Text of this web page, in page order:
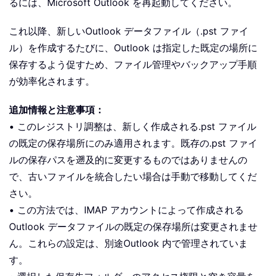
るには、Microsoft Outlook を再起動してください。
これ以降、新しいOutlook データファイル（.pst ファイ
ル）を作成するたびに、Outlook は指定した既定の場所に
保存するよう促すため、ファイル管理やバックアップ手順
が効率化されます。
追加情報と注意事項：
• このレジストリ調整は、新しく作成される.pst ファイル
の既定の保存場所にのみ適用されます。既存の.pst ファイ
ルの保存パスを遡及的に変更するものではありませんの
で、古いファイルを統合したい場合は手動で移動してくだ
さい。
• この方法では、IMAP アカウントによって作成される
Outlook データファイルの既定の保存場所は変更されませ
ん。これらの設定は、別途Outlook 内で管理されていま
す。